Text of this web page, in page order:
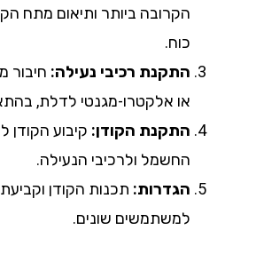
הקרובה ביותר ותיאום מתח
התקנת רכיבי נעילה:חיבור
או אלקטרו-מגנטי לדלת, בהתאם
התקנת הקודן:קיבוע הקודן
החשמל ולרכיבי הנעילה.
הגדרות:תכנות הקודן וקביעת
למשתמשים שונים.